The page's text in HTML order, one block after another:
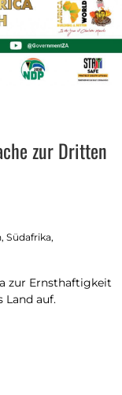
zur Dritten
, Südafrika,
zur Ernsthaftigkeit
Land auf.